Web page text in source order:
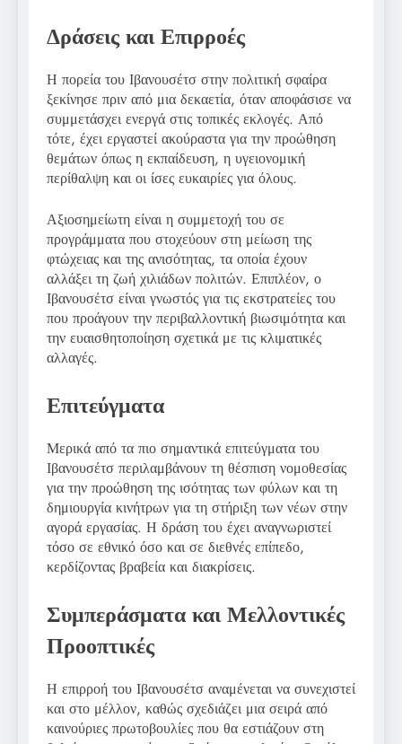
Δράσεις και Επιρροές
Η πορεία του Ιβανουσέτσ στην πολιτική σφαίρα
ξεκίνησε πριν από μια δεκαετία, όταν αποφάσισε να
συμμετάσχει ενεργά στις τοπικές εκλογές. Από
τότε, έχει εργαστεί ακούραστα για την προώθηση
θεμάτων όπως η εκπαίδευση, η υγειονομική
περίθαλψη και οι ίσες ευκαιρίες για όλους.
Αξιοσημείωτη είναι η συμμετοχή του σε
προγράμματα που στοχεύουν στη μείωση της
φτώχειας και της ανισότητας, τα οποία έχουν
αλλάξει τη ζωή χιλιάδων πολιτών. Επιπλέον, ο
Ιβανουσέτσ είναι γνωστός για τις εκστρατείες του
που προάγουν την περιβαλλοντική βιωσιμότητα και
την ευαισθητοποίηση σχετικά με τις κλιματικές
αλλαγές.
Επιτεύγματα
Μερικά από τα πιο σημαντικά επιτεύγματα του
Ιβανουσέτσ περιλαμβάνουν τη θέσπιση νομοθεσίας
για την προώθηση της ισότητας των φύλων και τη
δημιουργία κινήτρων για τη στήριξη των νέων στην
αγορά εργασίας. Η δράση του έχει αναγνωριστεί
τόσο σε εθνικό όσο και σε διεθνές επίπεδο,
κερδίζοντας βραβεία και διακρίσεις.
Συμπεράσματα και Μελλοντικές
Προοπτικές
Η επιρροή του Ιβανουσέτσ αναμένεται να συνεχιστεί
και στο μέλλον, καθώς σχεδιάζει μια σειρά από
καινούριες πρωτοβουλίες που θα εστιάζουν στη